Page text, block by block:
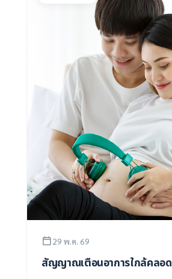
29 พ.ค. 69
สัญญาณเตือนอาการใกล้คลอด